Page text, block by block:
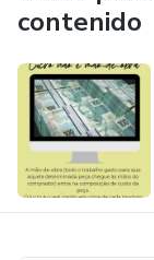
contenido